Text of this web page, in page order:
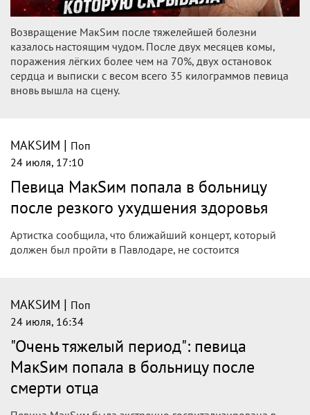
Возвращение МакSим после тяжелейшей болезни
казалось настоящим чудом. После двух месяцев комы,
поражения лёгких более чем на 70%, двух остановок
сердца и выписки с весом всего 35 килограммов певица
вновь вышла на сцену.
МАКSИМ | Поп
24 июля, 17:10
Певица МакSим попала в больницу
после резкого ухудшения здоровья
Артистка сообщила, что ближайший концерт, который
должен был пройти в Павлодаре, не состоится
МАКSИМ | Поп
24 июля, 16:34
"Очень тяжелый период": певица
МакSим попала в больницу после
смерти отца